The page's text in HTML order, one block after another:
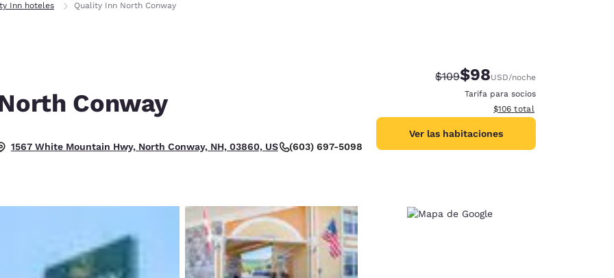
English
España
Español
France France
Inn hoteles Quality Inn North Conway
Conway
1567 White Mountain Hwy, North Conway, NH, 03860, US (603) 697-5098
Precio tachado:
$109Precio con descuento:
$98USD/noche
Tarifa para socios
Ver detalles del total
$106 total
Ver las habitaciones